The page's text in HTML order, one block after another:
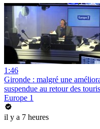
1:46
Gironde : malgré une
suspendue au retour des
Europe 1
il y a 7 heures